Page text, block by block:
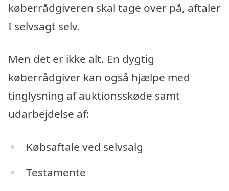
køberrådgiveren skal tage over på, aftaler
I selvsagt selv.
Men det er ikke alt. En dygtig
køberrådgiver kan også hjælpe med
tinglysning af auktionsskøde samt
udarbejdelse af:
Købsaftale ved selvsalg
Testamente